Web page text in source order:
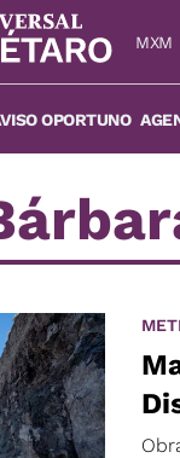
MXM
OPORTUNO